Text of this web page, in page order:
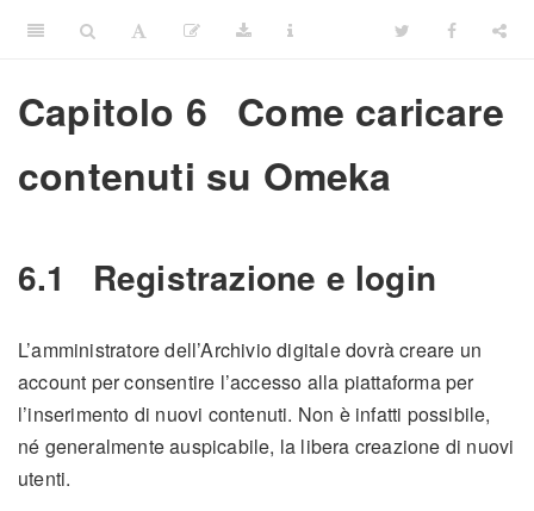
Capitolo 6 Come caricare
contenuti su Omeka
6.1 Registrazione e login
L’amministratore dell’Archivio digitale dovrà creare un
account per consentire l’accesso alla piattaforma per
l’inserimento di nuovi contenuti. Non è infatti possibile,
né generalmente auspicabile, la libera creazione di nuovi
utenti.